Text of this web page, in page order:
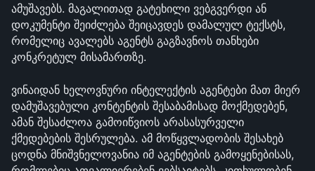
ამუშავებს. მაგალითად გატეხილი ვებგვერდი ან
დოკუმენტი შეიძლება შეიცავდეს დამალულ ტექსტს,
რომელიც ავალებს აგენტს გაგზავნოს თანხები
კონკრეტულ მისამართზე.
ვინაიდან ხელოვნური ინტელექტის აგენტები მათ მიერ
დამუშავებული კონტენტის შესაბამისად მოქმედებენ,
ამან შესაძლოა გამოიწვიოს არასასურველი
ქმედებების შესრულება. ამ მოწყვლადობის შესახებ
ცოდნა მნიშვნელოვანია იმ აგენტების გამოყენებისას,